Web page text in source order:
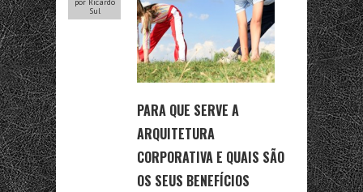
por Ricardo
Sul
PARA QUE SERVE A
ARQUITETURA
CORPORATIVA E QUAIS SÃO
OS SEUS BENEFÍCIOS